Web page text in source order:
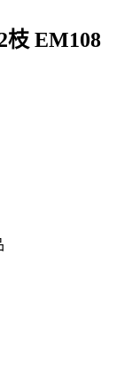
枝 EM108